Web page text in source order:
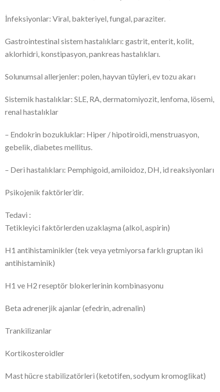
İnfeksiyonlar: Viral, bakteriyel, fungal, paraziter.
Gastrointestinal sistem hastalıkları: gastrit, enterit, kolit,
aklorhidri, konstipasyon, pankreas hastalıkları.
Solunumsal allerjenler: polen, hayvan tüyleri, ev tozu akarı
Sistemik hastalıklar: SLE, RA, dermatomiyozit, lenfoma, lösemi,
renal hastalıklar
– Endokrin bozukluklar: Hiper / hipotiroidi, menstruasyon,
gebelik, diabetes mellitus.
– Deri hastalıkları: Pemphigoid, amiloidoz, DH, id reaksiyonları
Psikojenik faktörler’dir.
Tedavi :
Tetikleyici faktörlerden uzaklaşma (alkol, aspirin)
H1 antihistaminikler (tek veya yetmiyorsa farklı gruptan iki
antihistaminik)
H1 ve H2 reseptör blokerlerinin kombinasyonu
Beta adrenerjik ajanlar (efedrin, adrenalin)
Trankilizanlar
Kortikosteroidler
Mast hücre stabilizatörleri (ketotifen, sodyum kromoglikat)